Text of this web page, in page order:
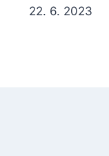
22. 6. 2023